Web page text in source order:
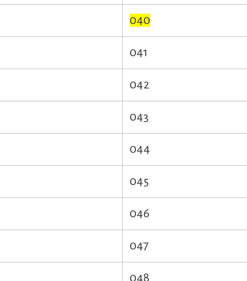
040
041
042
043
044
045
046
047
048